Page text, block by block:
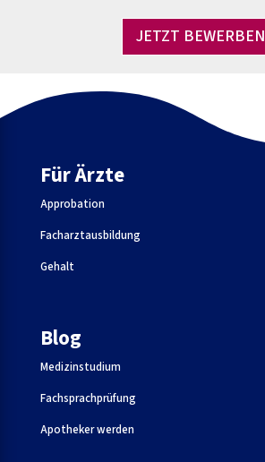
JETZT BEWERBEN
Für Ärzte
Approbation
Facharztausbildung
Gehalt
Blog
Medizinstudium
Fachsprachprüfung
Apotheker werden